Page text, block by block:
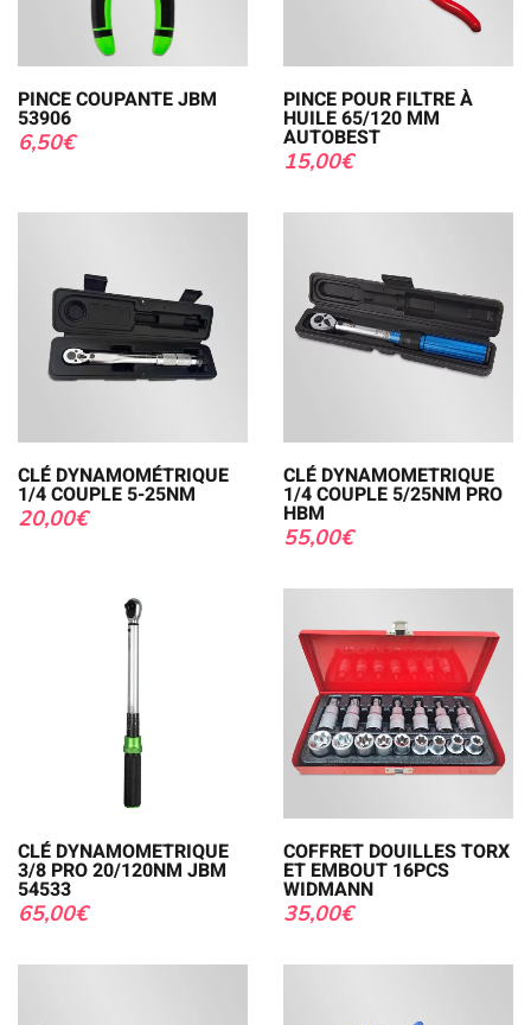
PINCE COUPANTE JBM
53906
6,50€
PINCE POUR FILTRE À
HUILE 65/120 MM
AUTOBEST
15,00€
CLÉ DYNAMOMÉTRIQUE
1/4 COUPLE 5-25NM
20,00€
CLÉ DYNAMOMETRIQUE
1/4 COUPLE 5/25NM PRO
HBM
55,00€
CLÉ DYNAMOMETRIQUE
3/8 PRO 20/120NM JBM
54533
65,00€
COFFRET DOUILLES TORX
ET EMBOUT 16PCS
WIDMANN
35,00€